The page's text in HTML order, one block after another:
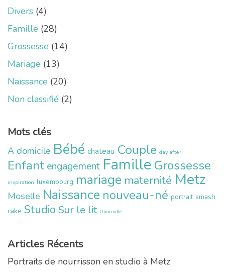
Divers (4)
Famille (28)
Grossesse (14)
Mariage (13)
Naissance (20)
Non classifié (2)
Mots clés
A domicile Bébé chateau Couple day after
Enfant engagement Famille Grossesse
inspiration luxembourg mariage maternité Metz
Moselle Naissance nouveau-né portrait smash
cake Studio Sur le lit thionville
Articles Récents
Portraits de nourrisson en studio à Metz